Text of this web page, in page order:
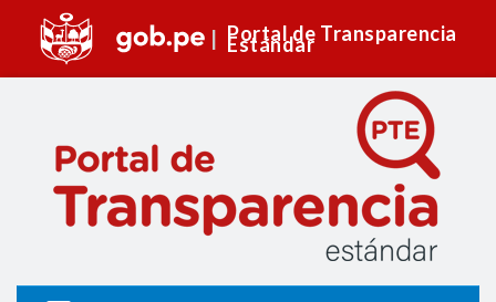
Portal de Transparencia
Estándar